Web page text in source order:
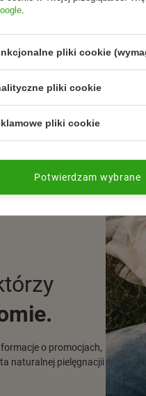
o promocjach,
naturalnej pielęgnacjii
pliki cookie
pliki cookie
pliki cookie
Potwierdzam wybrane